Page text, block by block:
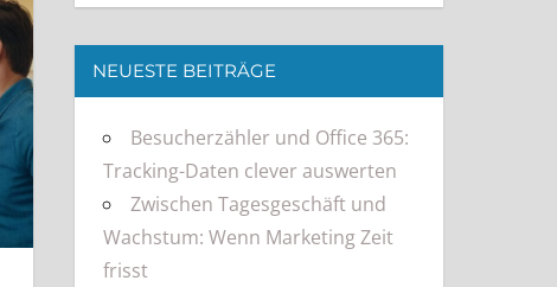
NEUESTE BEITRÄGE
Besucherzähler und Office 365:
Tracking-Daten clever auswerten
Zwischen Tagesgeschäft und
Wachstum: Wenn Marketing Zeit
frisst